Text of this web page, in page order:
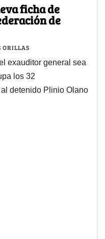
ficha de
de
ORILLAS
exauditor general sea
los 32
detenido Plinio Olano